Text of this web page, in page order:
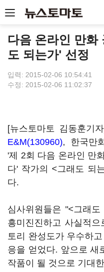
다음 온라인 만화
도 되는가' 선정
입력: 2015-02-06 10:54:41
수정: 2015-02-06 11:02:37
[뉴스토마토 김동훈기
E&M(130960), 한국만
'제 2회 다음 온라인 만
다' 작가의 <그래도 되
다.
심사위원들은 "<그래
흥미진진하고 사실적
토리 완성도가 우수하
응을 얻었다. 앞으로 새
작품이 될 것으로 기대